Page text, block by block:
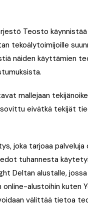
Teosto
tekoälytoimijoille
näiden käyttämien
mallejaan
eivätkä tekijät
joka tarjoaa
tuhannesta
Deltan alustalle,
alustoihin kuten
välittää tietoa